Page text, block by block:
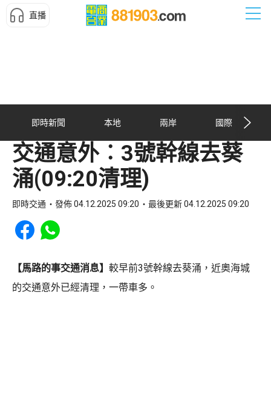
直播
即時新聞 本地 兩岸 國際
交通意外︰3號幹線去葵
涌(09:20清理)
即時交通 發佈 04.12.2025 09:20 最後更新 04.12.2025 09:20
Share to Facebook
Share to WhatsApp
【馬路的事交通消息】 較早前3號幹線去葵涌，近奧海城
的交通意外已經清理，一帶車多。